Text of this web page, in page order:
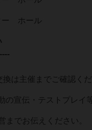
ー ホール
換は主催までご確認く
の宣伝・テストプレイ
までお伝えください。